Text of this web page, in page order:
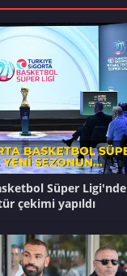
Süper Ligi'nde
çekimi yapıldı